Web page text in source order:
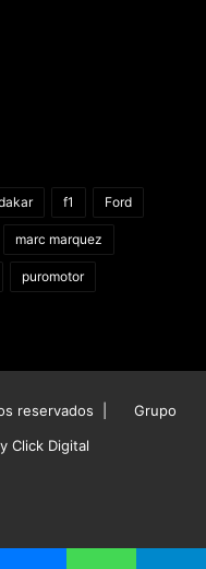
f1 Ford
marc marquez
puromotor
reservados |
Grupo
Click Digital